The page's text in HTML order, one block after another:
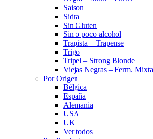
Saison
Sidra
Sin Gluten
Sin o poco alcohol
Trapista – Trapense
Trigo
Tripel – Strong Blonde
Viejas Negras – Ferm. Mixta
Por Origen
Bélgica
España
Alemania
USA
UK
Ver todos